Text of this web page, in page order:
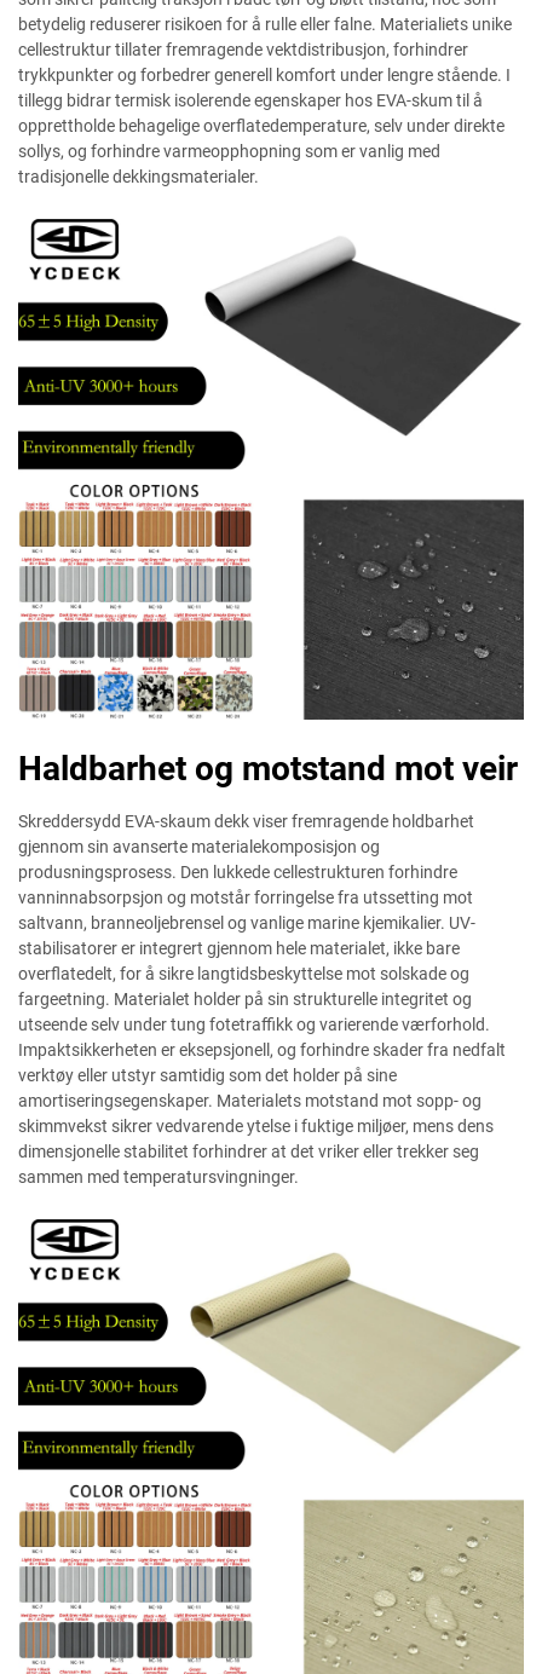
betydelig reduserer risikoen for å rulle eller falne. Materialiets unike
cellestruktur tillater fremragende vektdistribusjon, forhindrer
trykkpunkter og forbedrer generell komfort under lengre stående. I
tillegg bidrar termisk isolerende egenskaper hos EVA-skum til å
opprettholde behagelige overflatedemperature, selv under direkte
sollys, og forhindre varmeopphopning som er vanlig med
tradisjonelle dekkingsmaterialer.
Haldbarhet og motstand mot veir
Skreddersydd EVA-skaum dekk viser fremragende holdbarhet
gjennom sin avanserte materialekomposisjon og
produsningsprosess. Den lukkede cellestrukturen forhindre
vanninnabsorpsjon og motstår forringelse fra utssetting mot
saltvann, branneoljebrensel og vanlige marine kjemikalier. UV-
stabilisatorer er integrert gjennom hele materialet, ikke bare
overflatedelt, for å sikre langtidsbeskyttelse mot solskade og
fargeetning. Materialet holder på sin strukturelle integritet og
utseende selv under tung fotetraffikk og varierende værforhold.
Impaktsikkerheten er eksepsjonell, og forhindre skader fra nedfalt
verktøy eller utstyr samtidig som det holder på sine
amortiseringsegenskaper. Materialets motstand mot sopp- og
skimmvekst sikrer vedvarende ytelse i fuktige miljøer, mens dens
dimensjonelle stabilitet forhindrer at det vriker eller trekker seg
sammen med temperatursvingninger.